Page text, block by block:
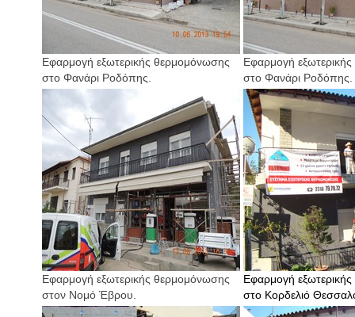
Εφαρμογή εξωτερικής θερμομόνωσης
στο Φανάρι Ροδόπης.
Εφαρμογή
στο Φανάρι Ροδόπης.
Εφαρμογή εξωτερικής θερμομόνωσης
στον Νομό Έβρου.
Εφαρμογή
στο Κορδελιό